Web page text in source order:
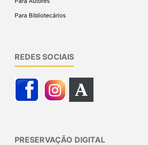
Para Bibliotecários
REDES SOCIAIS
PRESERVAÇÃO DIGITAL